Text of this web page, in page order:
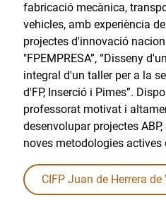
fabricació mecànica,
vehicles, amb experiència
projectes d'innovació
"FPEMPRESA”, “Disseny
integral d'un taller per a la
d'FP, Inserció i Pimes”.
professorat motivat i
desenvolupar projectes
noves metodologies actives
CIFP Juan de Herrera